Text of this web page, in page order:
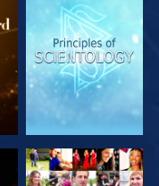
SERIE
ENTDECKEN